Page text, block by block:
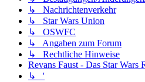
↳ Nachrichtenverkehr
↳ Star Wars Union
↳ OSWFC
↳ Angaben zum Forum
↳ Rechtliche Hinweise
Revans Faust - Das Star Wars
↳ '